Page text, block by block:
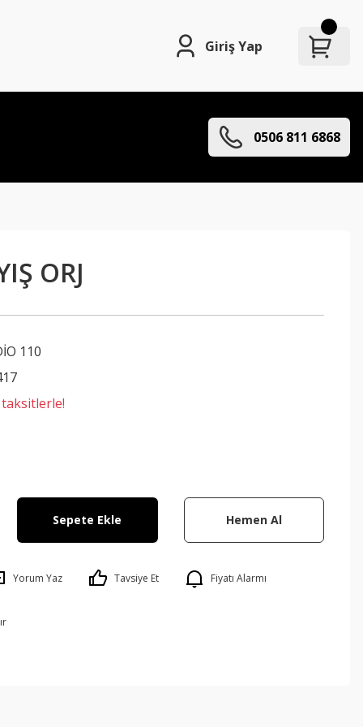
Giriş Yap
0506 811 6868
ORJ
110
Sepete Ekle Hemen Al
Yorum Yaz Tavsiye Et Fiyatı Alarmı